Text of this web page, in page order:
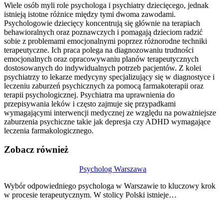
Wiele osób myli role psychologa i psychiatry dziecięcego, jednak
istnieją istotne różnice między tymi dwoma zawodami.
Psychologowie dziecięcy koncentrują się głównie na terapiach
behawioralnych oraz poznawczych i pomagają dzieciom radzić
sobie z problemami emocjonalnymi poprzez różnorodne techniki
terapeutyczne. Ich praca polega na diagnozowaniu trudności
emocjonalnych oraz opracowywaniu planów terapeutycznych
dostosowanych do indywidualnych potrzeb pacjentów. Z kolei
psychiatrzy to lekarze medycyny specjalizujący się w diagnostyce i
leczeniu zaburzeń psychicznych za pomocą farmakoterapii oraz
terapii psychologicznej. Psychiatra ma uprawnienia do
przepisywania leków i często zajmuje się przypadkami
wymagającymi interwencji medycznej ze względu na poważniejsze
zaburzenia psychiczne takie jak depresja czy ADHD wymagające
leczenia farmakologicznego.
Zobacz również
Psycholog Warszawa
Wybór odpowiedniego psychologa w Warszawie to kluczowy krok
w procesie terapeutycznym. W stolicy Polski istnieje…
wpisu